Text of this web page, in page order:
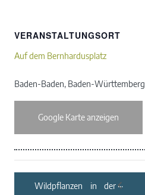
VERANSTALTUNGSORT
Auf dem Bernhardusplatz
Baden-Baden, Baden-Württemberg
Google Karte anzeigen
Wildpflanzen in der